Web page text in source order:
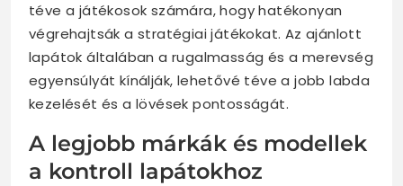
téve a játékosok számára, hogy hatékonyan
végrehajtsák a stratégiai játékokat. Az ajánlott
lapátok általában a rugalmasság és a merevség
egyensúlyát kínálják, lehetővé téve a jobb labda
kezelését és a lövések pontosságát.
A legjobb márkák és modellek
a kontroll lapátokhoz